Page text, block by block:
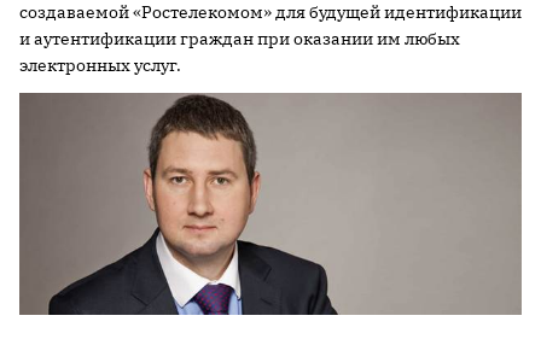
создаваемой «Ростелекомом» для будущей идентификации
и аутентификации граждан при оказании им любых
электронных услуг.